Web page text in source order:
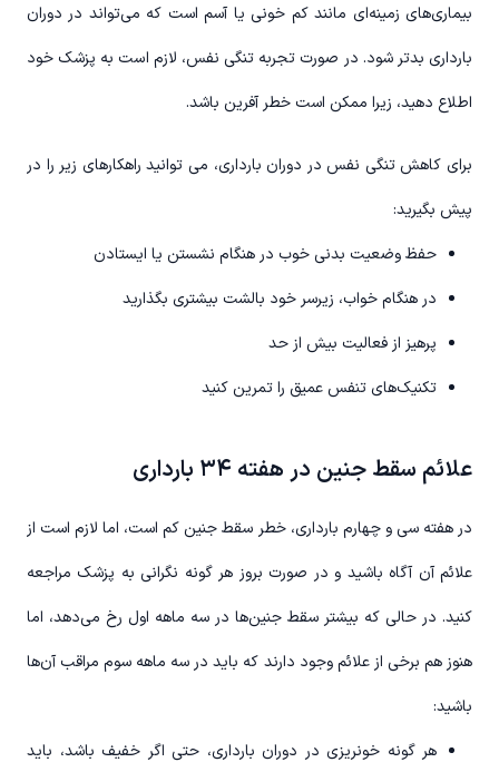
بیماری‌های زمینه‌ای مانند کم خونی یا آسم است که می‌تواند در دوران
بارداری بدتر شود. در صورت تجربه تنگی نفس، لازم است به پزشک خود
اطلاع دهید، زیرا ممکن است خطر آفرین باشد.
برای کاهش تنگی نفس در دوران بارداری، می توانید راهکارهای زیر را در
پیش بگیرید:
حفظ وضعیت بدنی خوب در هنگام نشستن یا ایستادن
در هنگام خواب، زیرسر خود بالشت بیشتری بگذارید
پرهیز از فعالیت بیش از حد
تکنیک‌های تنفس عمیق را تمرین کنید
علائم سقط جنین در هفته ۳۴ بارداری
در هفته سی و چهارم بارداری، خطر سقط جنین کم است، اما لازم است از
علائم آن آگاه باشید و در صورت بروز هر گونه نگرانی به پزشک مراجعه
کنید. در حالی که بیشتر سقط جنین‌ها در سه ماهه اول رخ می‌دهد، اما
هنوز هم برخی از علائم وجود دارند که باید در سه ماهه سوم مراقب آن‌ها
باشید:
هر گونه خونریزی در دوران بارداری، حتی اگر خفیف باشد، باید